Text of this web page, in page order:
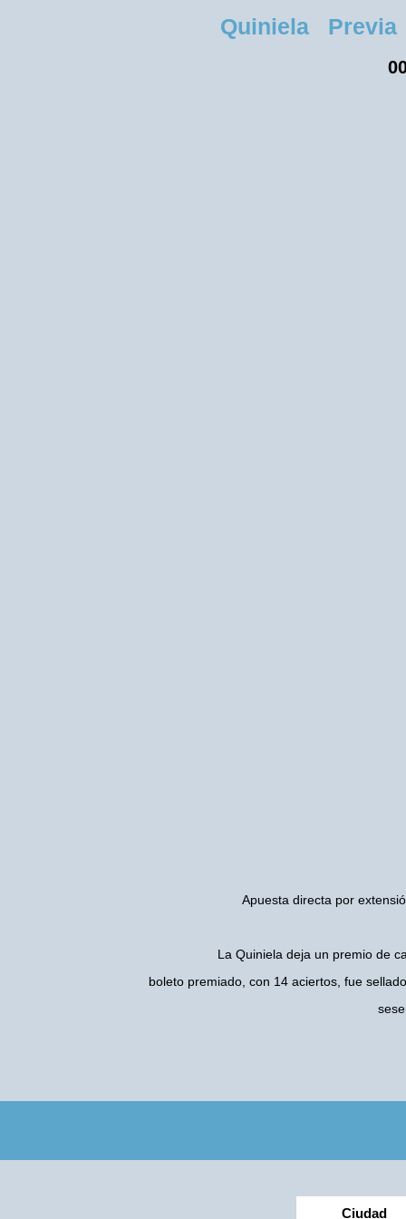
Quiniela Previa
Apuesta directa por
La Quiniela deja un premio de
boleto premiado, con 14 aciertos, fue
Ciudad